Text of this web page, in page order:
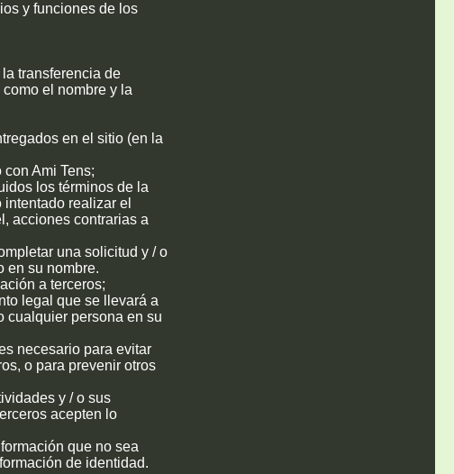
y funciones de los
transferencia de
el nombre y la
en el sitio (en la
Ami Tens;
los términos de la
realizar el
acciones contrarias a
una solicitud y / o
en su nombre.
a terceros;
legal que se llevará a
cualquier persona en su
necesario para evitar
o para prevenir otros
y / o sus
acepten lo
que no sea
de identidad.